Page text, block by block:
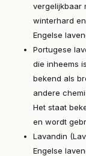
vergelijkbaar
winterhard
Engelse
Portugese
die inheems
bekend als
andere
Het staat
en wordt
Lavandin
Engelse